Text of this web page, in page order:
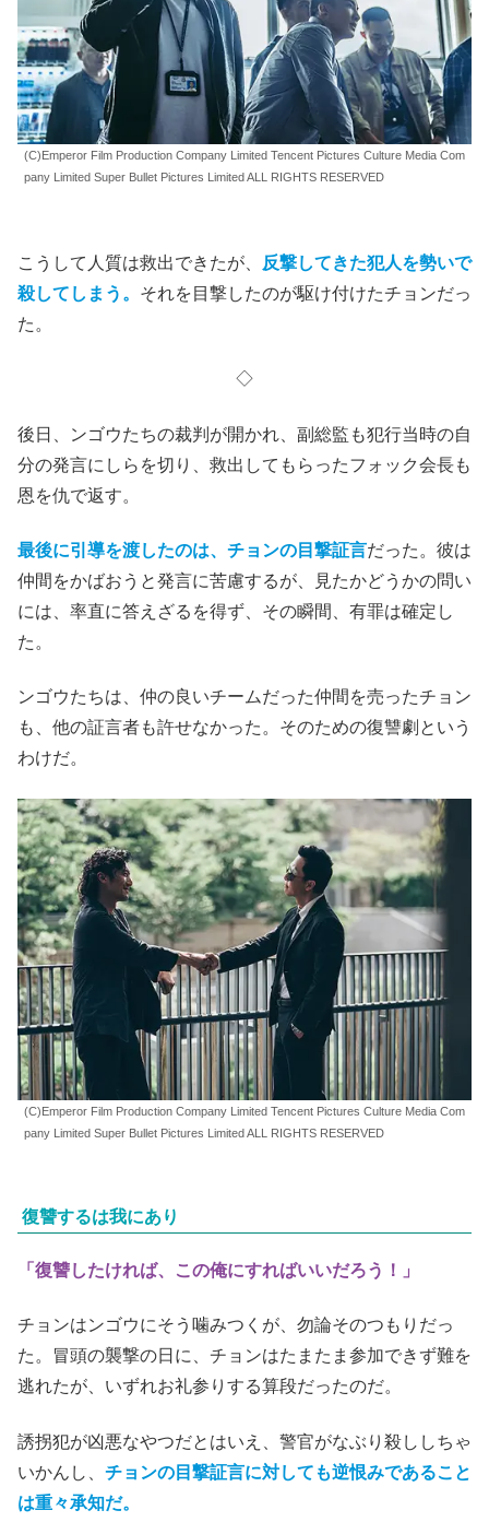
(C)Emperor Film Production Company Limited Tencent Pictures Culture Media Com
pany Limited Super Bullet Pictures Limited ALL RIGHTS RESERVED
こうして人質は救出できたが、
反撃してきた犯人を勢いで
殺してしまう。 それを目撃したのが駆け付けたチョンだっ
た。
◇
後日、ンゴウたちの裁判が開かれ、副総監も犯行当時の自
分の発言にしらを切り、救出してもらったフォック会長も
恩を仇で返す。
最後に引導を渡したのは、チョンの目撃証言だった。彼は
仲間をかばおうと発言に苦慮するが、見たかどうかの問い
には、率直に答えざるを得ず、その瞬間、有罪は確定し
た。
ンゴウたちは、仲の良いチームだった仲間を売ったチョン
も、他の証言者も許せなかった。そのための復讐劇という
わけだ。
(C)Emperor Film Production Company Limited Tencent Pictures Culture Media Com
pany Limited Super Bullet Pictures Limited ALL RIGHTS RESERVED
復讐するは我にあり
「復讐したければ、この俺にすればいいだろう！」
チョンはンゴウにそう噛みつくが、勿論そのつもりだっ
た。冒頭の襲撃の日に、チョンはたまたま参加できず難を
逃れたが、いずれお礼参りする算段だったのだ。
誘拐犯が凶悪なやつだとはいえ、警官がなぶり殺ししちゃ
いかんし、 チョンの目撃証言に対しても逆恨みであること
は重々承知だ。